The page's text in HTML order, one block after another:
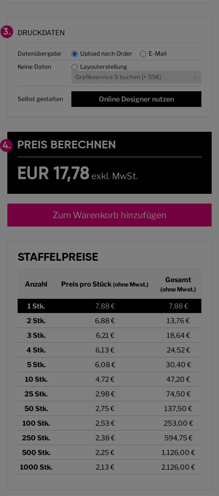
3. DRUCKDATEN
Datenübergabe Upload nach Order
E-Mail
Keine Daten
Layouterstellung
Grafikservice S buchen [+ 55€]
Selbst gestalten Online Designer nutzen
4. PREIS BERECHNEN
EUR 17,78 exkl. MwSt.
Zum Warenkorb hinzufügen
STAFFELPREISE
Anzahl Preis pro Stück (ohne Mwst.)
Gesamt
(ohne Mwst.)
1Stk. 7,88 €
7,88 €
2Stk. 6,88 €
13,76 €
3Stk. 6,21 €
18,64 €
4 Stk. 6,13 €
24,52 €
5Stk. 6,08 €
30,40 €
10Stk. 4,72 €
47,20 €
25Stk. 2,98 €
74,50 €
50Stk. 2,75 €
137,50 €
100Stk. 2,53 €
253,00 €
250Stk. 2,38 €
594,75 €
500Stk. 2,25 €
1.126,00 €
1000Stk. 2,13 € 2.126,00 €